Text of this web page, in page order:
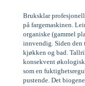
Bruksklar
på fargemaskinen.
organiske (gammel
innvendig. Siden den
kjøkken og bad.
konsekvent
som en
pustende. Det